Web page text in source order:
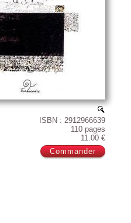
ISBN : 2912966639
110 pages
11.00 €